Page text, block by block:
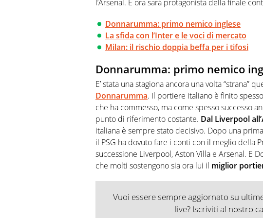
l’Arsenal. E ora sarà protagonista della finale
Donnarumma: primo nemico inglese
La sfida con l’Inter e le voci di mercato
Milan: il rischio doppia beffa per i tifosi
Donnarumma: primo nemico
E’ stata una stagiona ancora una volta “strana”
Donnarumma. Il portiere italiano è finito
che ha commesso, ma come spesso successo
punto di riferimento costante. Dal Liverpool
italiana è sempre stato decisivo. Dopo una
il PSG ha dovuto fare i conti con il meglio della
successione Liverpool, Aston Villa e Arsenal. E
che molti sostengono sia ora lui il miglior
Vuoi essere sempre aggiornato su
live? Iscriviti al nostro